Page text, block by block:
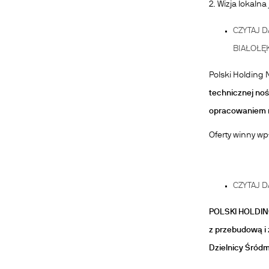
2. Wizja
CZYTAJ
Polski Holding
technicznej
opracowaniem
Oferty winny
CZYTAJ
POLSKI
z przebudową i
Dzielnicy